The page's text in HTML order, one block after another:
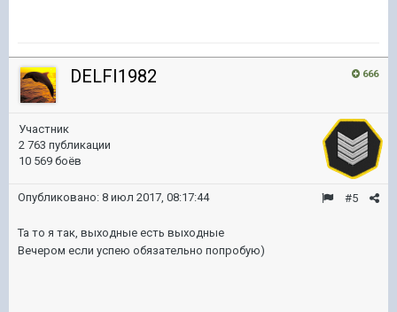
666
DELFI1982
Участник
2 763 публикации
10 569 боёв
#5
Опубликовано: 8 июл 2017, 08:17:44
Та то я так, выходные есть выходные
Вечером если успею обязательно попробую)